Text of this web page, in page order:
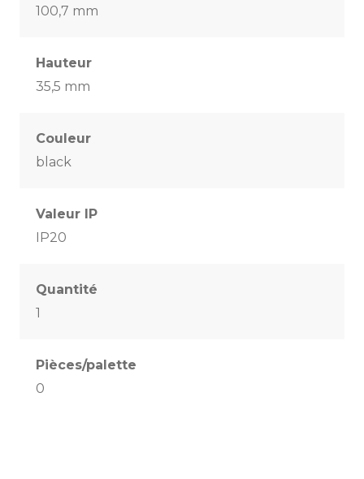
100,7 mm
Hauteur
35,5 mm
Couleur
black
Valeur IP
IP20
Quantité
1
Pièces/palette
0